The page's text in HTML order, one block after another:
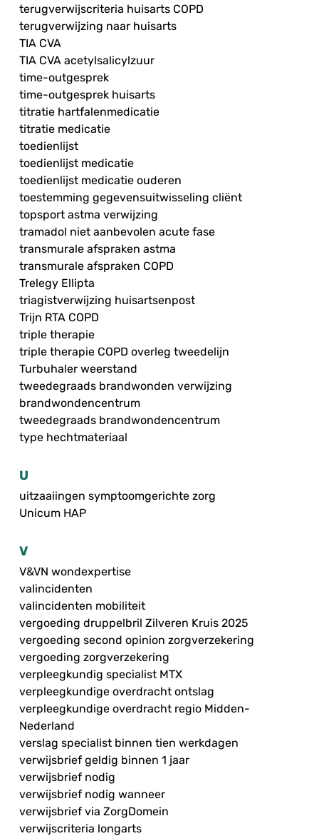
terugverwijscriteria huisarts COPD
terugverwijzing naar huisarts
TIA CVA
TIA CVA acetylsalicylzuur
time-outgesprek
time-outgesprek huisarts
titratie hartfalenmedicatie
titratie medicatie
toedienlijst
toedienlijst medicatie
toedienlijst medicatie ouderen
toestemming gegevensuitwisseling cliënt
topsport astma verwijzing
tramadol niet aanbevolen acute fase
transmurale afspraken astma
transmurale afspraken COPD
Trelegy Ellipta
triagistverwijzing huisartsenpost
Trijn RTA COPD
triple therapie
triple therapie COPD overleg tweedelijn
Turbuhaler weerstand
tweedegraads brandwonden verwijzing
brandwondencentrum
tweedegraads brandwondencentrum
type hechtmateriaal
U
uitzaaiingen symptoomgerichte zorg
Unicum HAP
V
V&VN wondexpertise
valincidenten
valincidenten mobiliteit
vergoeding druppelbril Zilveren Kruis 2025
vergoeding second opinion zorgverzekering
vergoeding zorgverzekering
verpleegkundig specialist MTX
verpleegkundige overdracht ontslag
verpleegkundige overdracht regio Midden-
Nederland
verslag specialist binnen tien werkdagen
verwijsbrief geldig binnen 1 jaar
verwijsbrief nodig
verwijsbrief nodig wanneer
verwijsbrief via ZorgDomein
verwijscriteria longarts